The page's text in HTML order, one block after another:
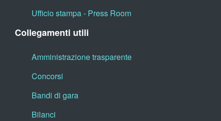
Ufficio stampa - Press Room
Collegamenti utili
Amministrazione trasparente
Concorsi
Bandi di gara
Bilanci